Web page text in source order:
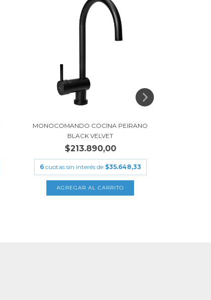
MONOCOMANDO COCINA PEIRANO
BLACK VELVET
$213.890,00
6 cuotas sin interés de $35.648,33